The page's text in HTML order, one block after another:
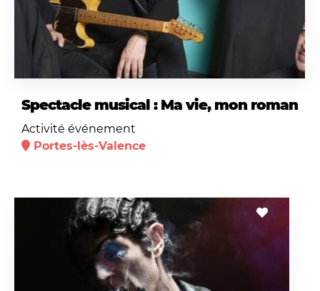
Spectacle musical : Ma vie, mon roman
Activité événement
Portes-lès-Valence